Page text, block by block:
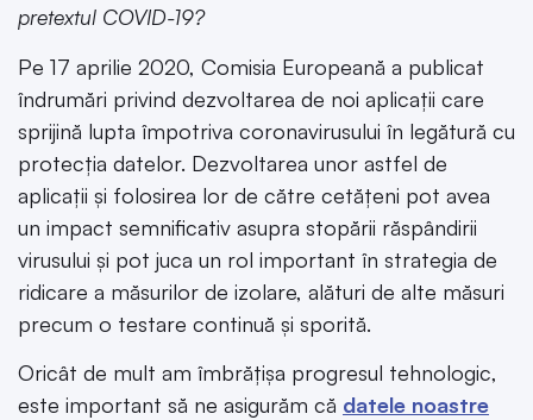
pretextul COVID-19?
Pe 17 aprilie 2020, Comisia Europeană a publicat
îndrumări privind dezvoltarea de noi aplicații care
sprijină lupta împotriva coronavirusului în legătură cu
protecția datelor. Dezvoltarea unor astfel de
aplicații și folosirea lor de către cetățeni pot avea
un impact semnificativ asupra stopării răspândirii
virusului și pot juca un rol important în strategia de
ridicare a măsurilor de izolare, alături de alte măsuri
precum o testare continuă și sporită.
Oricât de mult am îmbrățișa progresul tehnologic,
este important să ne asigurăm că datele noastre